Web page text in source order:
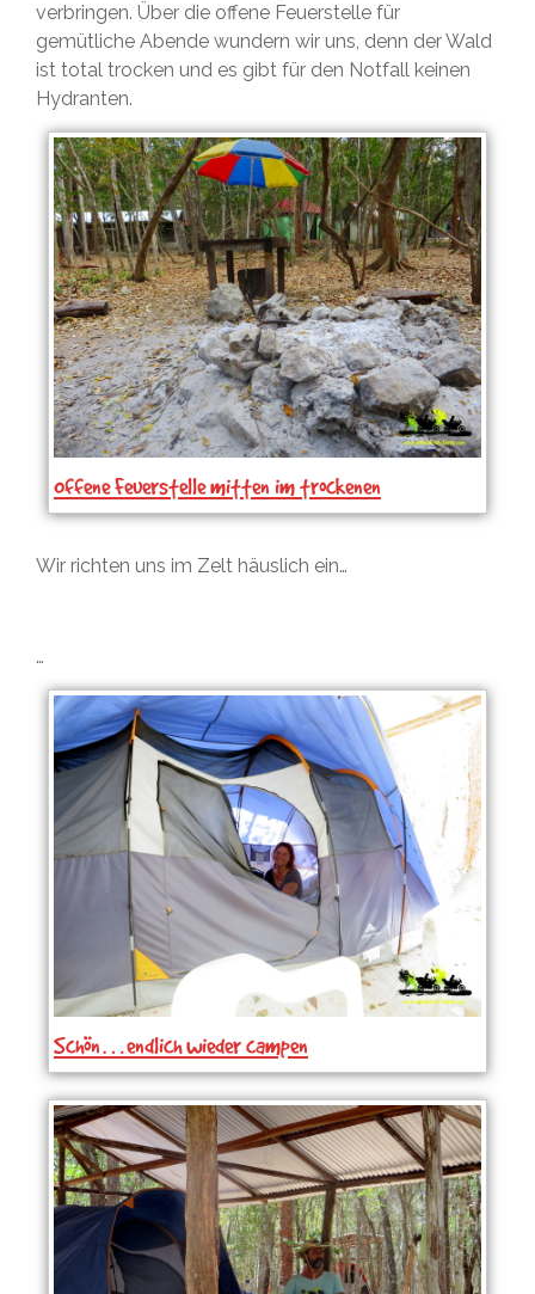
verbringen. Über die offene Feuerstelle für
gemütliche Abende wundern wir uns, denn der Wald
ist total trocken und es gibt für den Notfall keinen
Hydranten.
Offene Feuerstelle mitten im trockenen
Dschungel…
Wir richten uns im Zelt häuslich ein…
…
Schön…endlich wieder campen